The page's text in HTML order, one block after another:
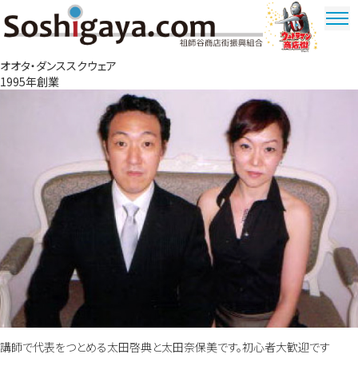
祖師谷商店街
オオタ・ダンススクウェア
1995年創業
講師で代表をつとめる太田啓典と太田奈保美です。初心者大歓迎です